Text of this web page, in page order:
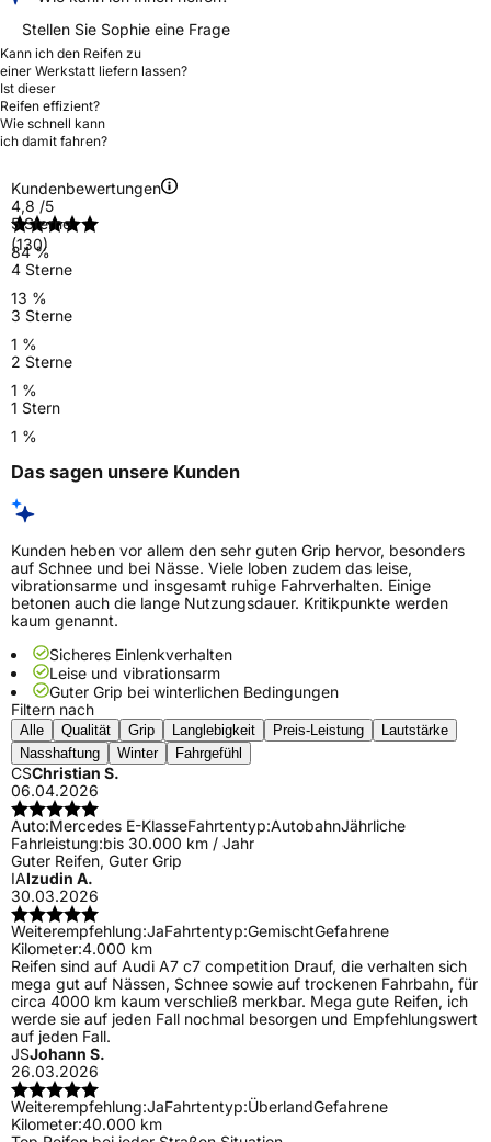
Stellen Sie Sophie eine Frage
Kann ich den Reifen zu
einer Werkstatt liefern lassen?
Ist dieser
Reifen effizient?
Wie schnell kann
ich damit fahren?
Kundenbewertungen
4,8 /5
(130)
5 Sterne
84 %
4 Sterne
13 %
3 Sterne
1 %
2 Sterne
1 %
1 Stern
1 %
Das sagen unsere Kunden
Kunden heben vor allem den sehr guten Grip hervor, besonders
auf Schnee und bei Nässe. Viele loben zudem das leise,
vibrationsarme und insgesamt ruhige Fahrverhalten. Einige
betonen auch die lange Nutzungsdauer. Kritikpunkte werden
kaum genannt.
Sicheres Einlenkverhalten
Leise und vibrationsarm
Guter Grip bei winterlichen Bedingungen
Filtern nach
Alle Qualität Grip Langlebigkeit Preis-Leistung
Lautstärke
Nasshaftung
Winter Fahrgefühl
CSChristian S.
06.04.2026
Auto:Mercedes E-KlasseFahrtentyp:AutobahnJährliche
Fahrleistung:bis 30.000 km / Jahr
Guter Reifen, Guter Grip
IAIzudin A.
30.03.2026
Weiterempfehlung:JaFahrtentyp:GemischtGefahrene
Kilometer:4.000 km
Reifen sind auf Audi A7 c7 competition Drauf, die verhalten sich
mega gut auf Nässen, Schnee sowie auf trockenen Fahrbahn, für
circa 4000 km kaum verschließ merkbar. Mega gute Reifen, ich
werde sie auf jeden Fall nochmal besorgen und Empfehlungswert
auf jeden Fall.
JSJohann S.
26.03.2026
Weiterempfehlung:JaFahrtentyp:ÜberlandGefahrene
Kilometer:40.000 km